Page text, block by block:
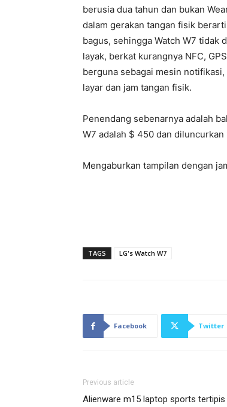
berusia dua tahun dan bukan
dalam gerakan tangan fisik
bagus, sehingga Watch W7 tidak
layak, berkat kurangnya NFC,
berguna sebagai mesin
layar dan jam tangan fisik.
Penendang sebenarnya adalah
W7 adalah $ 450 dan diluncurkan
Mengaburkan tampilan dengan
TAGS LG's Watch W7
Facebook Twitter
Previous article
Alienware m15 laptop sports tertipis